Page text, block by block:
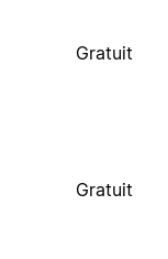
Gratuit
Gratuit